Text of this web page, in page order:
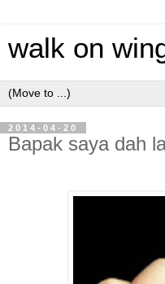
walk on
2014-04-20
Bapak saya dah